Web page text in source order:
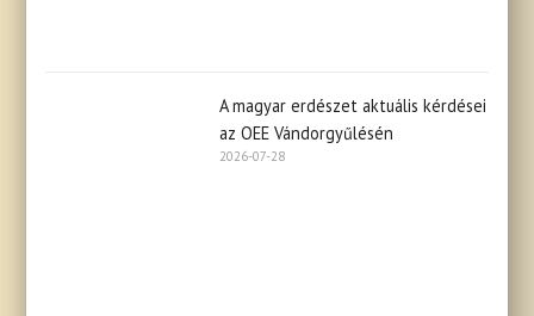
A magyar erdészet aktuális kérdései
az OEE Vándorgyűlésén
2026-07-28